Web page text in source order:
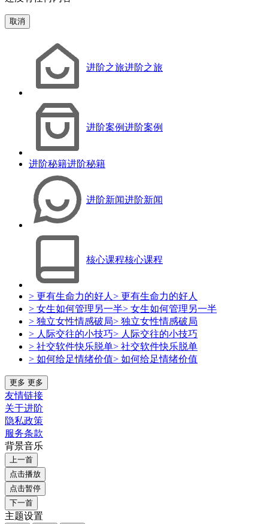
取消
进阶之旅进阶之旅
进阶案例进阶案例
进阶秘籍进阶秘籍
进阶新闻进阶新闻
核心课程核心课程
> 更有生命力的好人 > 更有生命力的好人
> 女生如何管理另一半> 女生如何管理另一半
> 独立女性情感破局> 独立女性情感破局
> 人际交往的小技巧> 人际交往的小技巧
> 社交软件快乐脱单> 社交软件快乐脱单
> 如何给足情绪价值> 如何给足情绪价值
更多 更多
友情链接
关于进阶
隐私政策
服务条款
背景音乐
上一首
点击播放
点击暂停
下一首
主题设置